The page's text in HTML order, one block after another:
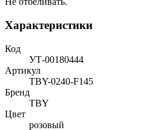
Характеристики
Код
УТ-00180444
Артикул
TBY-0240-F145
Бренд
TBY
Цвет
розовый